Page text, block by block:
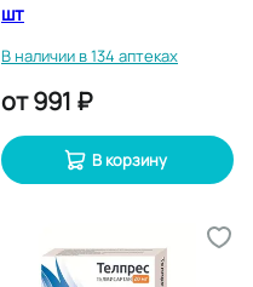
шт
В наличии в 134 аптеках
от991 ₽
В корзину